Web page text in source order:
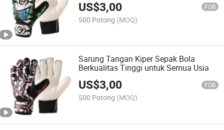
US$3,00 FOB
500 Potong (MOQ)
Sarung Tangan Kiper Sepak Bola
Berkualitas Tinggi untuk Semua Usia
US$3,00 FOB
500 Potong (MOQ)